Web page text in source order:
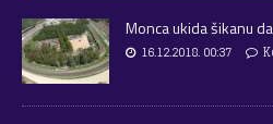
Monca ukida šikanu
16.12.2018. 00:37